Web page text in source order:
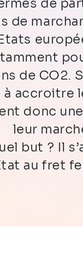
de
de
de CO2.
à
donc
leur
but ? Il
au fret